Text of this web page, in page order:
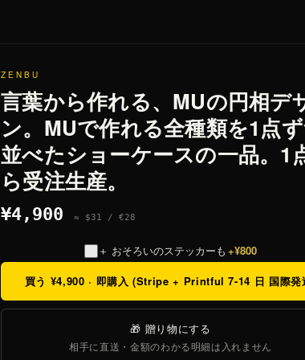
ZENBU
言葉から作れる、MUの円相デ
ン。MUで作れる全種類を1点
並べたショーケースの一品。1
ら受注生産。
¥4,900 ≈ $31 / €28
＋ おそろいのステッカーも +¥800
買う ¥4,900 · 即購入 (Stripe + Printful 7-14 日 国際発
🎁 贈り物にする
相手に直送・金額のわかる明細は入れません